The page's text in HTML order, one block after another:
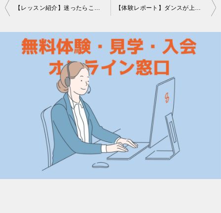
投
【レッスン紹介】迷ったらここ！福岡でダンススタジオをお探しの方にAZUクラスをご紹介！ 【体験レポート】ダンスが上手くなる！ANヒップホップクラスを体験してみました！